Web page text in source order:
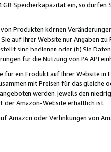
Speicherkapazität ein, so dürfen
Produkten können
auf Ihrer Website nur Angaben
sind bedienen oder (b) Sie
für die Nutzung von PA API
für ein Produkt auf Ihrer Website
mit Preisen für das
werden, jeweils den
der Amazon-Website erhältlich ist.
Amazon oder Verlinkungen von